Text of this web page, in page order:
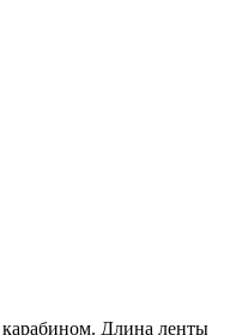
карабином. Длина ленты